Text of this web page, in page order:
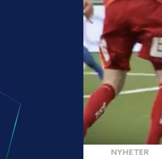
NYHETER